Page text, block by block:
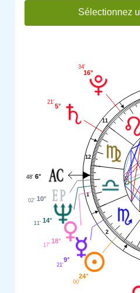
Sélectionnez
1
2
11
12
16°
34'
5°
21'
6°
48'
10°
02'
14°
11'
18°
17'
9°
21'
24°
00'